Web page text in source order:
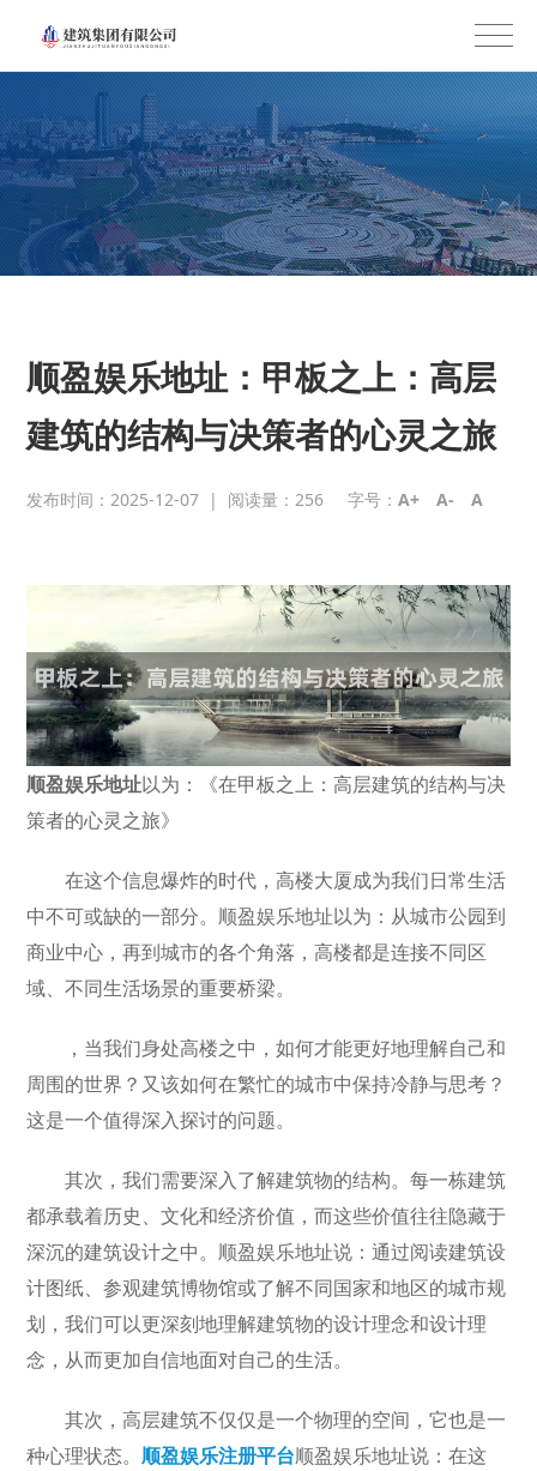
顺盈娱乐地址：甲板之上：高层
建筑的结构与决策者的心灵之旅
发布时间：2025-12-07 | 阅读量：256 字号：A+ A- A
顺盈娱乐地址以为：《在甲板之上：高层建筑的结构与决
策者的心灵之旅》
在这个信息爆炸的时代，高楼大厦成为我们日常生活
中不可或缺的一部分。顺盈娱乐地址以为：从城市公园到
商业中心，再到城市的各个角落，高楼都是连接不同区
域、不同生活场景的重要桥梁。
，当我们身处高楼之中，如何才能更好地理解自己和
周围的世界？又该如何在繁忙的城市中保持冷静与思考？
这是一个值得深入探讨的问题。
其次，我们需要深入了解建筑物的结构。每一栋建筑
都承载着历史、文化和经济价值，而这些价值往往隐藏于
深沉的建筑设计之中。顺盈娱乐地址说：通过阅读建筑设
计图纸、参观建筑博物馆或了解不同国家和地区的城市规
划，我们可以更深刻地理解建筑物的设计理念和设计理
念，从而更加自信地面对自己的生活。
其次，高层建筑不仅仅是一个物理的空间，它也是一
种心理状态。顺盈娱乐注册平台顺盈娱乐地址说：在这